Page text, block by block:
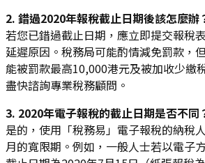
2. 錯過2020年報稅截止日期後該怎麼辦
若您已錯過截止日期，應立即提交報稅
延遲原因。稅務局可能酌情減免罰款，
能被罰款最高10,000港元及被加收少繳
盡快諮詢專業稅務顧問。
3. 2020年電子報稅的截止日期是否不同
是的，使用「稅務易」電子報稅的納稅
月的寬限期。例如，一般人士若以電子